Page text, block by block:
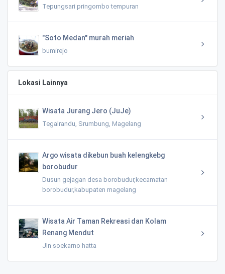
Tepungsari pringombo tempuran
"Soto Medan" murah meriah
bumirejo
Lokasi Lainnya
Wisata Jurang Jero (JuJe)
Tegalrandu, Srumbung, Magelang
Argo wisata dikebun buah kelengkebg
borobudur
Dusun gejagan desa borobudur,kecamatan
borobudur,kabupaten magelang
Wisata Air Taman Rekreasi dan Kolam
Renang Mendut
Jln soekarno hatta